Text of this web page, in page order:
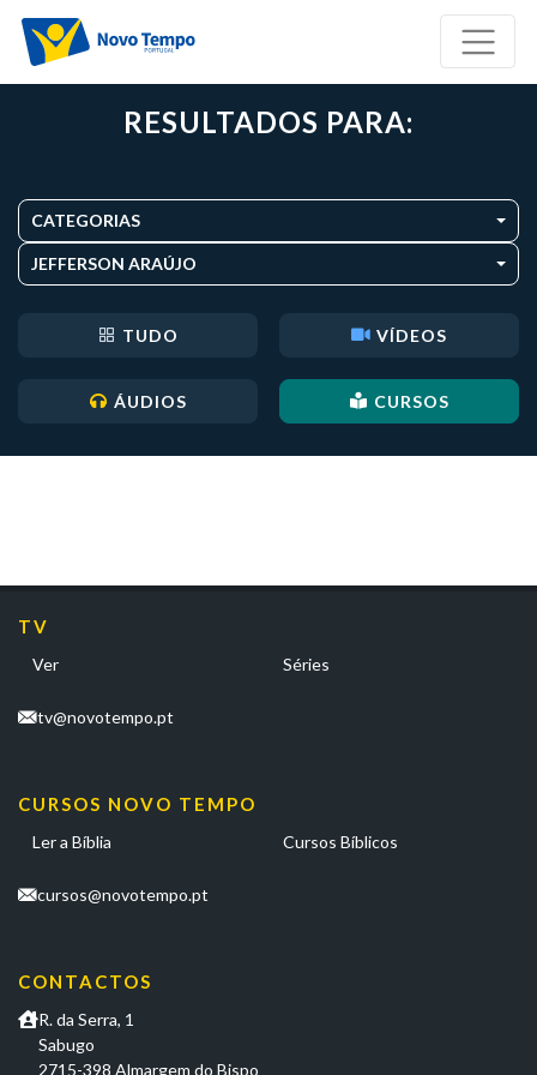
RESULTADOS PARA:
CATEGORIAS
JEFFERSON ARAÚJO
TUDO VÍDEOS
ÁUDIOS CURSOS
TV
Ver Séries
tv@novotempo.pt
CURSOS NOVO TEMPO
Ler a Bíblia Cursos Bíblicos
cursos@novotempo.pt
CONTACTOS
R. da Serra, 1
Sabugo
2715-398 Almargem do Bispo